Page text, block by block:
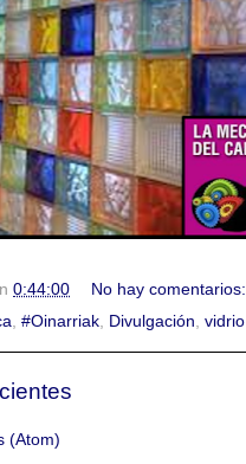
0:44:00
No hay comentarios:
, #Oinarriak, Divulgación, vidrio
(Atom)